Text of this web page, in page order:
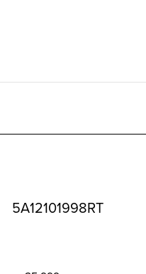
5A12101998RT